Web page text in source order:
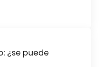
¿se puede